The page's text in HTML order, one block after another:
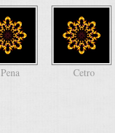
Pena Cetro